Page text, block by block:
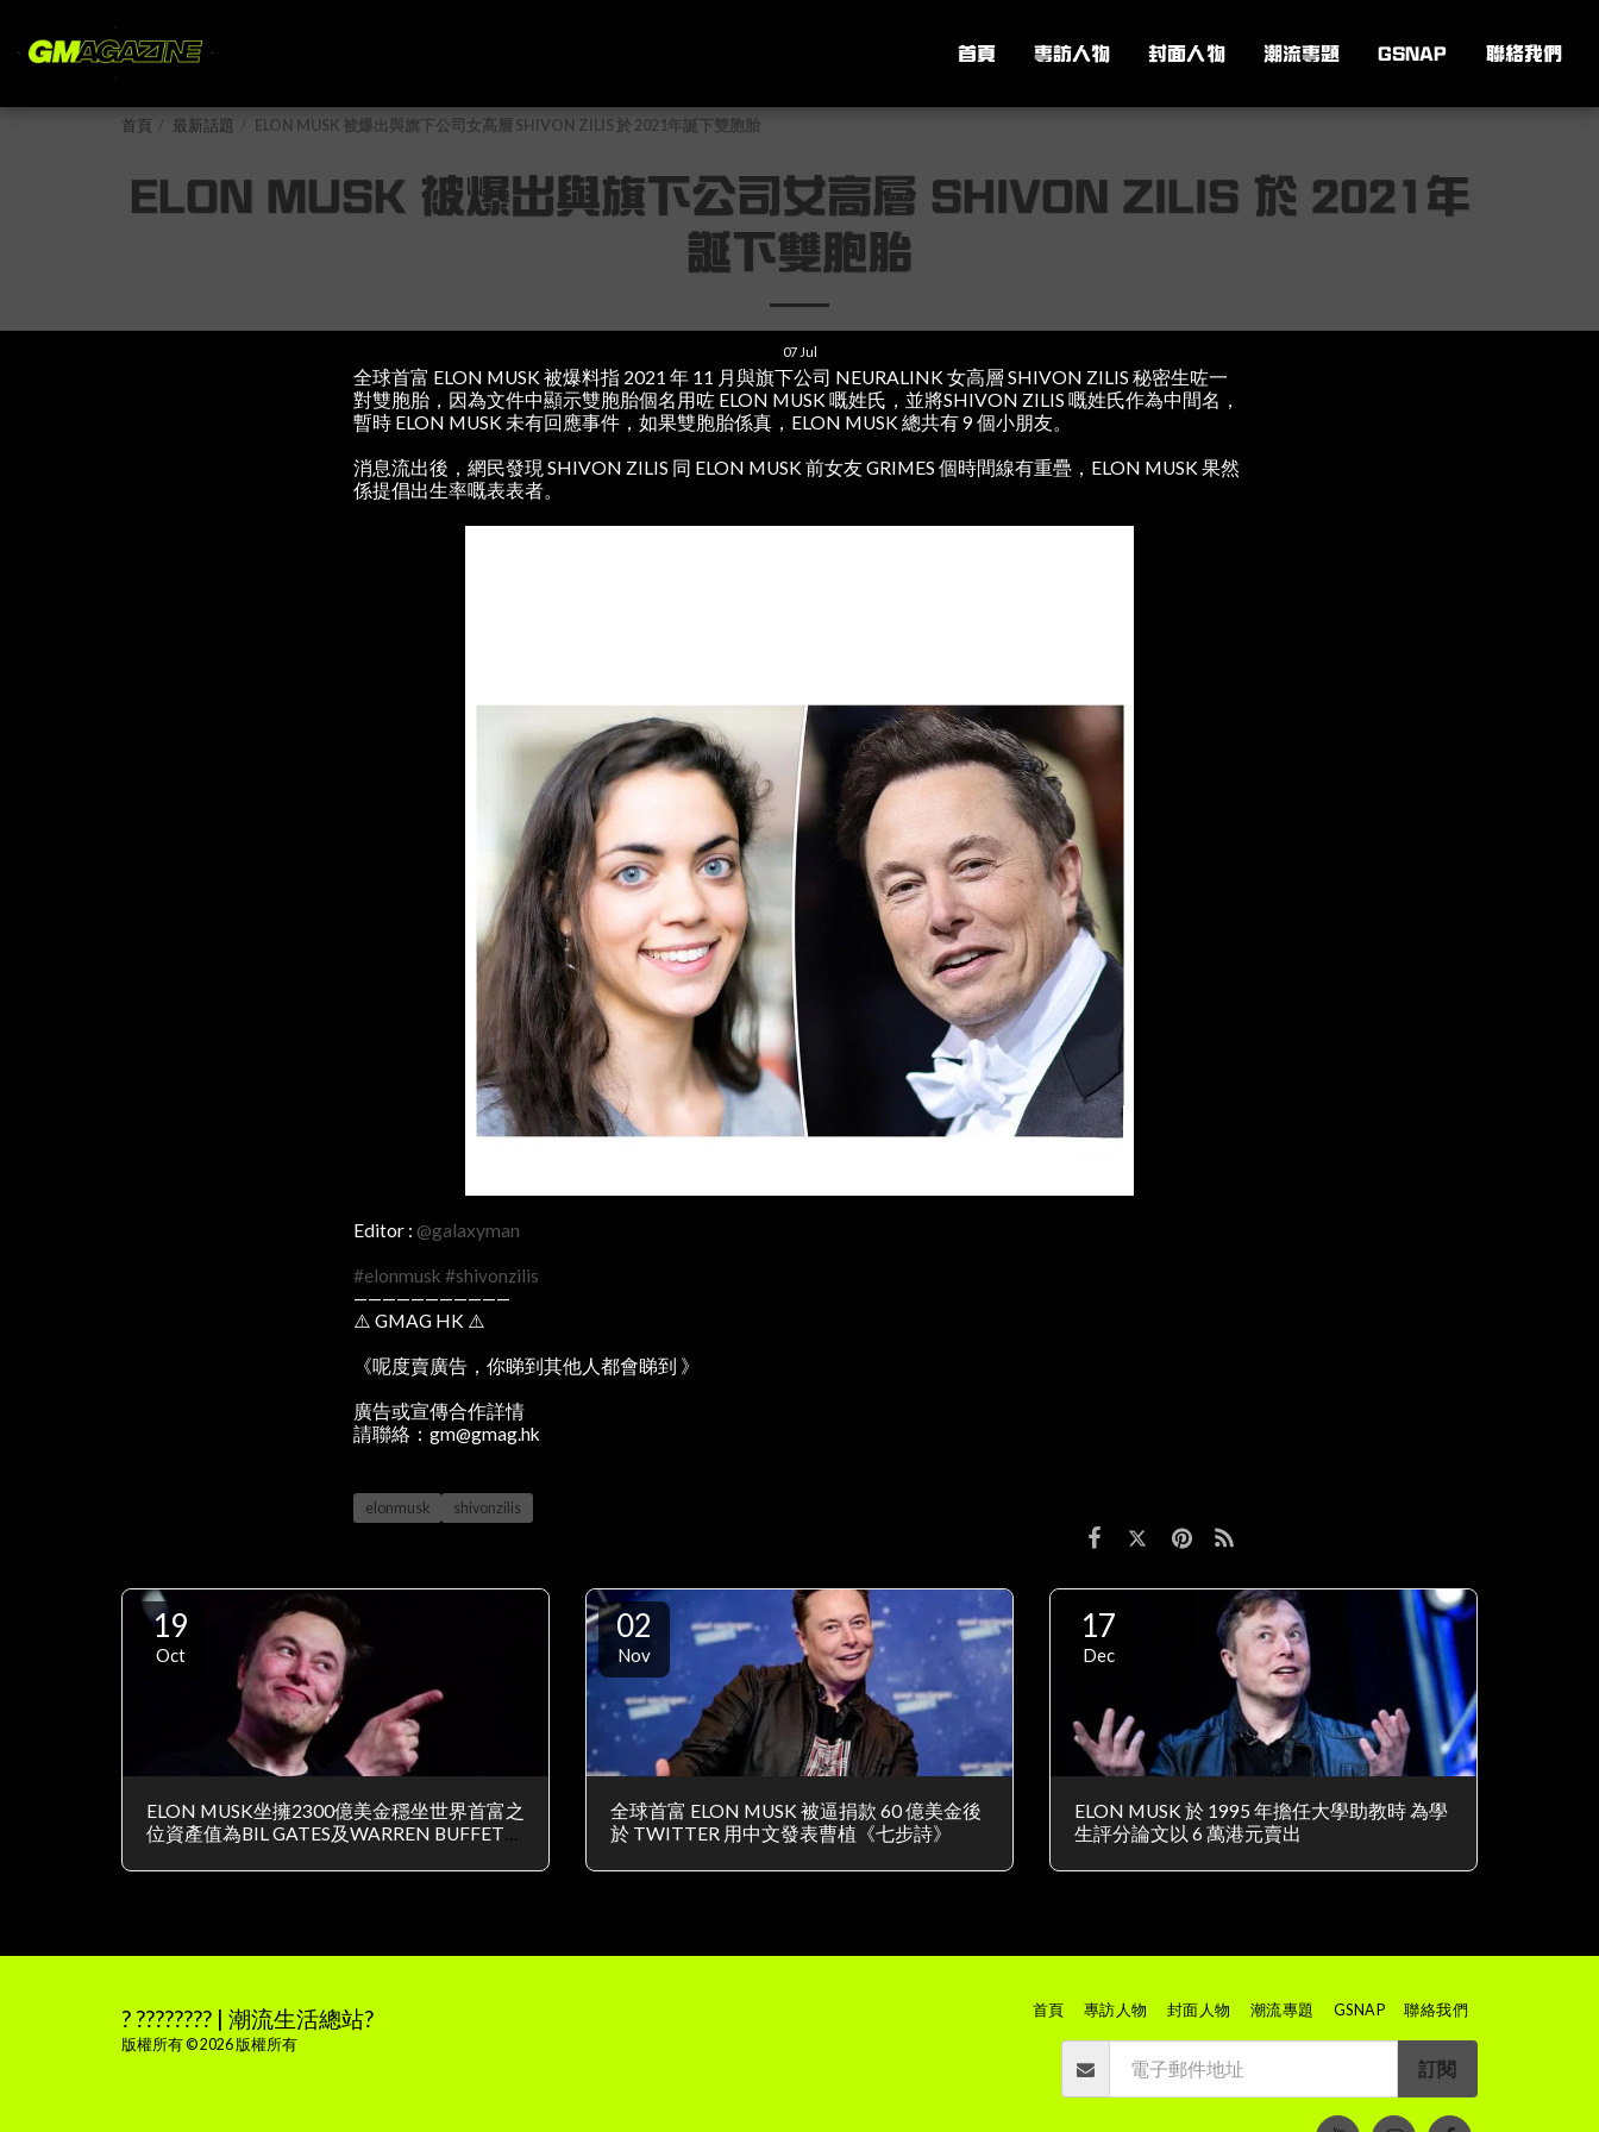
首頁 專訪人物 封面人物 潮流專題 GSNAP 聯絡我們
首頁 最新話題 ELON MUSK 被爆出與旗下公司女高層 SHIVON ZILIS 於 2021年誕下雙胞胎
ELON MUSK 被爆出與旗下公司女高層 SHIVON ZILIS 於 2021年
誕下雙胞胎
07 Jul
全球首富 ELON MUSK 被爆料指 2021 年 11 月與旗下公司 NEURALINK 女高層 SHIVON ZILIS 秘密生咗一
對雙胞胎，因為文件中顯示雙胞胎個名用咗 ELON MUSK 嘅姓氏，並將SHIVON ZILIS 嘅姓氏作為中間名，
暫時 ELON MUSK 未有回應事件，如果雙胞胎係真，ELON MUSK 總共有 9 個小朋友。
消息流出後，網民發現 SHIVON ZILIS 同 ELON MUSK 前女友 GRIMES 個時間線有重疊，ELON MUSK 果然
係提倡出生率嘅表表者。
Editor : @galaxyman
#elonmusk #shivonzilis
———————————
⚠️ GMAG HK ⚠️
《呢度賣廣告，你睇到其他人都會睇到 》
廣告或宣傳合作詳情
請聯絡：gm@gmag.hk
elonmusk shivonzilis
19
Oct
ELON MUSK坐擁2300億美金穩坐世界首富之
位資產值為BIL GATES及WARREN BUFFETT
02
Nov
全球首富 ELON MUSK 被逼捐款 60 億美金後
於 TWITTER 用中文發表曹植《七步詩》
17
Dec
ELON MUSK 於 1995 年擔任大學助教時 為學
生評分論文以 6 萬港元賣出
? ???????? | 潮流生活總站?
版權所有 © 2026 版權所有
首頁 專訪人物 封面人物 潮流專題 GSNAP 聯絡我們
訂閱